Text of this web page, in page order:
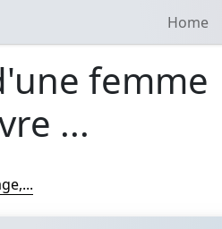
Home
femme
...